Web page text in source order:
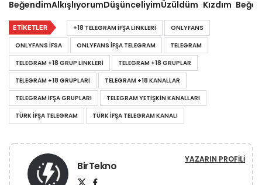
BeğendimAlkışlıyorumDüşünceliyimÜzüldüm Kızdım
ETIKETLER +18 TELEGRAM IFŞA LINKLERI
ONLYFANS
ONLYFANS IFSA
ONLYFANS IFŞA TELEGRAM
TELEGRAM
TELEGRAM +18 GRUP LINKLERI
TELEGRAM +18 GRUPLAR
TELEGRAM +18 GRUPLARI
TELEGRAM +18 KANALLAR
TELEGRAM IFŞA GRUPLARI
TELEGRAM YETIŞKIN KANALLARI
TÜRK IFŞA TELEGRAM
TÜRK İFŞA TELEGRAM KANALI
BirTekno YAZARIN PROFILI